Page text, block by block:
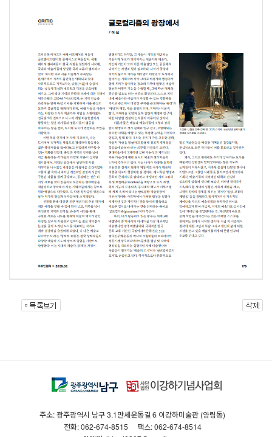
주소: 광주광역시 남구 3.1만세운동길 6 이강하미술관 (양림동)
전화: 062-674-8515
팩스: 062-674-8514